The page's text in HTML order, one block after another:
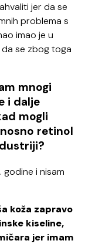
jer da se
problema s
imao je u
se zbog toga
mnogi
i dalje
mogli
retinol
godine i nisam
koža zapravo
kiseline,
jer imam